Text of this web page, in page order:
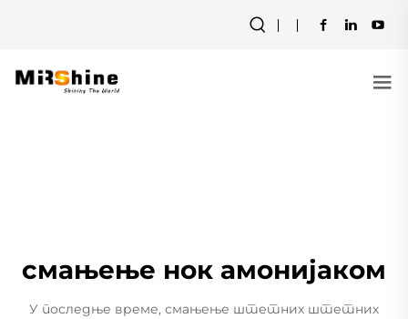
смањење нок амонијаком
У последње време, смањење штетних штетних